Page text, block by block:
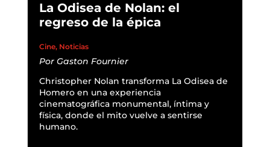
La Odisea de Nolan: el
regreso de la épica
Cine, Noticias
Por Gaston Fournier
Christopher Nolan transforma La Odisea de
Homero en una experiencia
cinematográfica monumental, íntima y
física, donde el mito vuelve a sentirse
humano.